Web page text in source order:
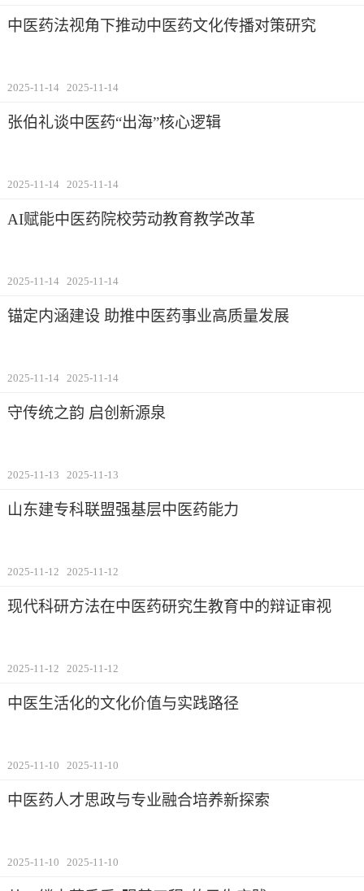
中医药法视角下推动中医药文化传播对策研究
2025-11-14 2025-11-14
张伯礼谈中医药“出海”核心逻辑
2025-11-14 2025-11-14
AI赋能中医药院校劳动教育教学改革
2025-11-14 2025-11-14
锚定内涵建设 助推中医药事业高质量发展
2025-11-14 2025-11-14
守传统之韵 启创新源泉
2025-11-13 2025-11-13
山东建专科联盟强基层中医药能力
2025-11-12 2025-11-12
现代科研方法在中医药研究生教育中的辩证审视
2025-11-12 2025-11-12
中医生活化的文化价值与实践路径
2025-11-10 2025-11-10
中医药人才思政与专业融合培养新探索
2025-11-10 2025-11-10